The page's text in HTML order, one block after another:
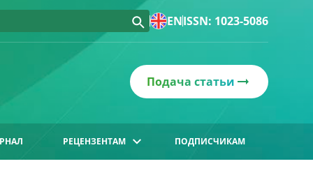
ENISSN: 1023-5086
Подача статьи
РЕЦЕНЗЕНТАМ ПОДПИСЧИКАМ